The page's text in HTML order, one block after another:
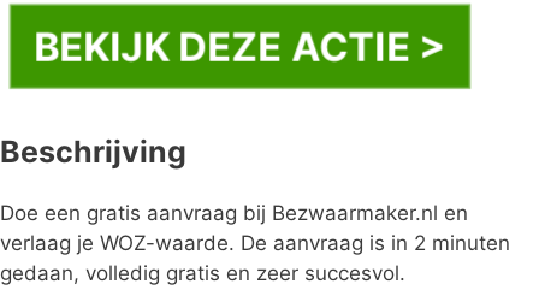
BEKIJK DEZE ACTIE >
Beschrijving
Doe een gratis aanvraag bij Bezwaarmaker.nl en
verlaag je WOZ-waarde. De aanvraag is in 2 minuten
gedaan, volledig gratis en zeer succesvol.